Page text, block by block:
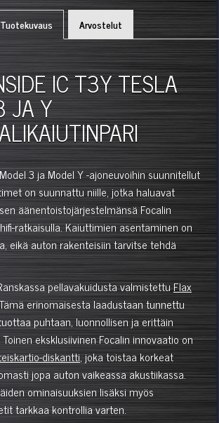
Tuotekuvaus Arvostelut
IC T3Y TESLA
JA Y
3 ja Model Y -ajoneuvoihin suunnitellut
on suunnattu niille, jotka haluavat
äänentoistojärjestelmänsä Focalin
ratkaisulla. Kaiuttimien asentaminen on
eikä auton rakenteisiin tarvitse tehdä
pellavakuidusta valmistettuFlax
erinomaisesta laadustaan tunnettu
puhtaan, luonnollisen ja erittäin
eksklusiivinen Focalin innovaatio on
diskantti, joka toistaa korkeat
jopa auton vaikeassa akustiikassa.
ominaisuuksien lisäksi myös
tarkkaa kontrollia varten.